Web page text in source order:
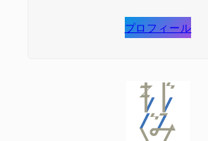
プロフィール